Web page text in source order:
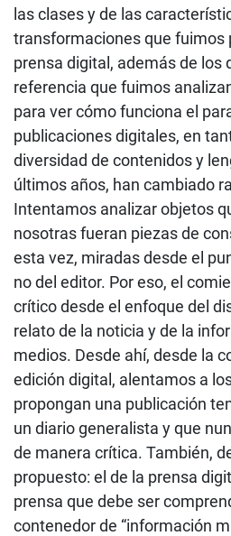
las clases y de las
transformaciones que fuimos
prensa digital, además de los
referencia que fuimos
para ver cómo funciona el
publicaciones digitales, en
diversidad de contenidos y
últimos años, han cambiado
Intentamos analizar objetos
nosotras fueran piezas de
esta vez, miradas desde el
no del editor. Por eso, el
crítico desde el enfoque del
relato de la noticia y de la
medios. Desde ahí, desde la
edición digital, alentamos a
propongan una publicación
un diario generalista y que
de manera crítica. También,
propuesto: el de la prensa
prensa que debe ser
contenedor de “información